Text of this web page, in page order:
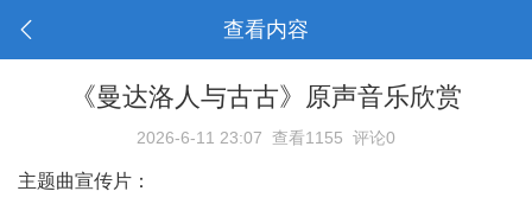
查看内容
《曼达洛人与古古》原声音乐欣赏
2026-6-11 23:07 查看1155 评论0
主题曲宣传片：